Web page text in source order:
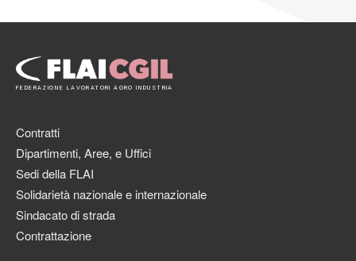
FEDERAZIONE LAVORATORI AGRO INDUSTRIA
Contratti
Dipartimenti, Aree, e Uffici
Sedi della FLAI
Solidarietà nazionale e internazionale
Sindacato di strada
Contrattazione